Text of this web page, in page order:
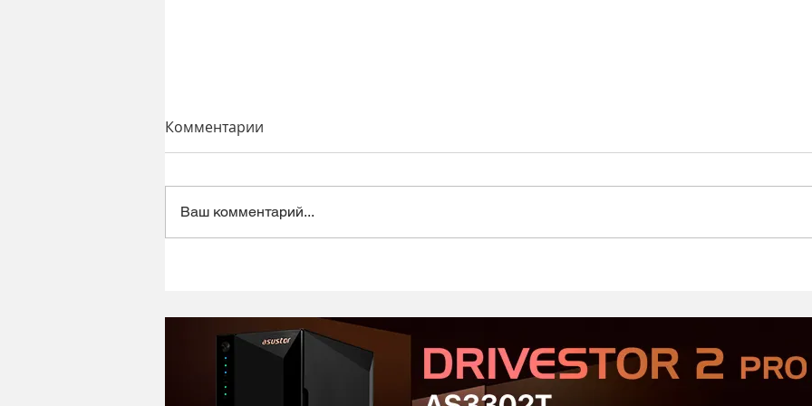
микрофон в ретро корпусе
Serious Sam: Shatterverse в
и
Комментарии
Ваш комментарий...